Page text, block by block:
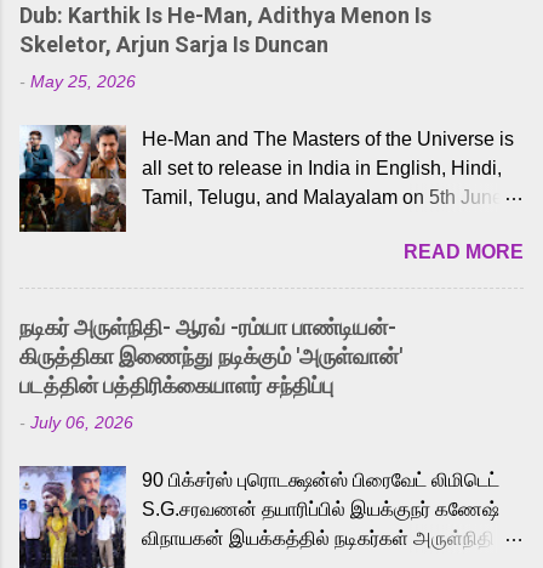
Dub: Karthik Is He-Man, Adithya Menon Is
Skeletor, Arjun Sarja Is Duncan
- May 25, 2026
He-Man and The Masters of the Universe is
all set to release in India in English, Hindi,
Tamil, Telugu, and Malayalam on 5th June,
received a lot of love from cult He-Man fans
and offered audiences an exciting glimpse
into the world of Eternia, the recently
released Tamil trailer has also generated
strong excitement among Tamil audiences.
Adding to the growing buzz is the film’s
to the iconic superhero He-Man. Known for
memorable songs like “Behene De” from
Raavan, “Oru Maalai” from Ghajini, and
READ MORE
நடிகர் அருள்நிதி- ஆரவ் -ரம்யா பாண்டியன்-
கிருத்திகா இணைந்து நடிக்கும் 'அருள்வான்'
படத்தின் பத்திரிக்கையாளர் சந்திப்பு
- July 06, 2026
90 பிக்சர்ஸ் புரொடக்ஷன்ஸ் பிரைவேட் லிமிடெட்
S.G.சரவணன் தயாரிப்பில் இயக்குநர் கணேஷ்
விநாயகன் இயக்கத்தில் நடிகர்கள் அருள்நிதி -